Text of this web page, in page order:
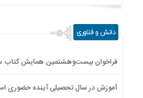
دانش و فناوری
فراخوان بیست‌وهشتمین همایش کتاب
آموزش در سال تحصیلی آینده حضوری